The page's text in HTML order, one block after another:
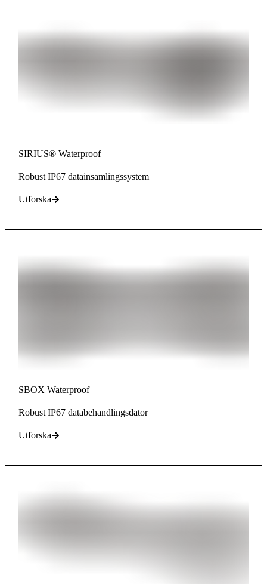
SIRIUS® Waterproof
Robust IP67 datainsamlingssystem
Utforska
SBOX Waterproof
Robust IP67 databehandlingsdator
Utforska